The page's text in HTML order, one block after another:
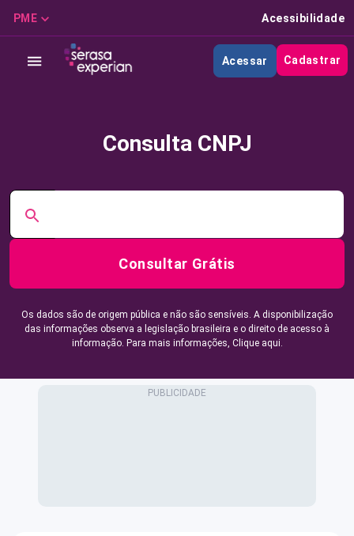
PME Acessibilidade
Acessar Cadastrar
Consulta CNPJ
Consultar Grátis
Os dados são de origem pública e não são sensíveis. A disponibilização
das informações observa a legislação brasileira e o direito de acesso à
informação. Para mais informações, Clique aqui.